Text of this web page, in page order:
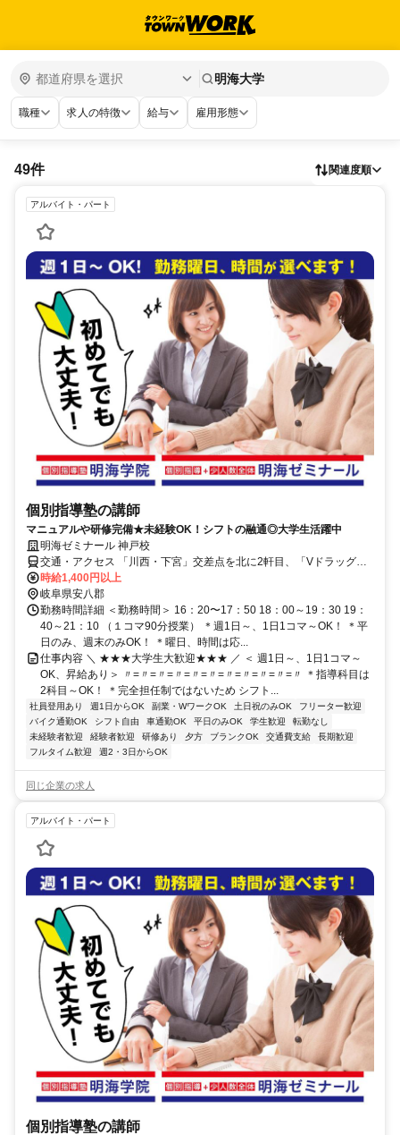
明海大学
職種 求人の特徴 給与 雇用形態
49件 関連度順
アルバイト・パート
個別指導塾の講師
マニュアルや研修完備★未経験OK！シフトの融通◎大学生活躍中
明海ゼミナール 神戸校
交通・アクセス 「川西・下宮」交差点を北に2軒目、「Vドラッグ神
戸店」様の向かいにあります。神戸町役場から南に徒歩1分にありま
す。
時給1,400円以上
岐阜県安八郡
勤務時間詳細 ＜勤務時間＞ 16：20〜17：50 18：00～19：30 19：
40～21：10 （１コマ90分授業） ＊週1日～、1日1コマ～OK！ ＊平
日のみ、週末のみOK！ ＊曜日、時間は応...
仕事内容 ＼ ★★★大学生大歓迎★★★ ／ ＜ 週1日～、1日1コマ～
OK、昇給あり＞ 〃=〃=〃=〃=〃=〃=〃=〃=〃=〃=〃 ＊指導科目は
2科目～OK！ ＊完全担任制ではないため シフト...
社員登用あり 週1日からOK 副業・WワークOK 土日祝のみOK
フリーター歓迎
バイク通勤OK
シフト自由 車通勤OK 平日のみOK 学生歓迎
転勤なし
未経験者歓迎
経験者歓迎 研修あり 夕方 ブランクOK 交通費支給
長期歓迎
フルタイム歓迎
週2・3日からOK
同じ企業の求人
アルバイト・パート
個別指導塾の講師